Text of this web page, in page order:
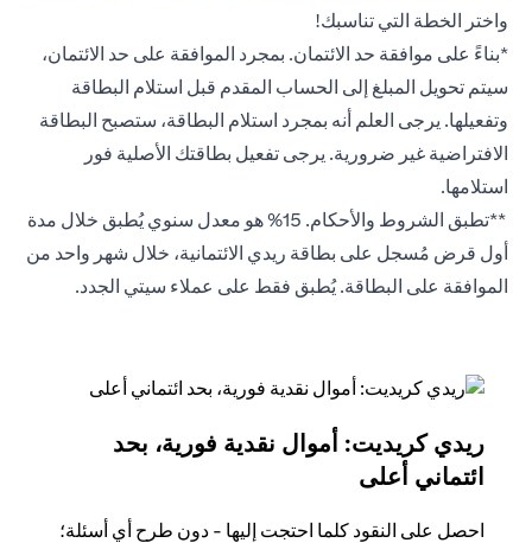
واختر الخطة التي تناسبك!
*بناءً على موافقة حد الائتمان. بمجرد الموافقة على حد الائتمان،
سيتم تحويل المبلغ إلى الحساب المقدم قبل استلام البطاقة
وتفعيلها. يرجى العلم أنه بمجرد استلام البطاقة، ستصبح البطاقة
الافتراضية غير ضرورية. يرجى تفعيل بطاقتك الأصلية فور
استلامها.
**تطبق الشروط والأحكام. 15% هو معدل سنوي يُطبق خلال مدة
أول قرض مُسجل على بطاقة ريدي الائتمانية، خلال شهر واحد من
الموافقة على البطاقة. يُطبق فقط على عملاء سيتي الجدد.
ريدي كريديت: أموال نقدية فورية، بحد
ائتماني أعلى
احصل على النقود كلما احتجت إليها - دون طرح أي أسئلة؛